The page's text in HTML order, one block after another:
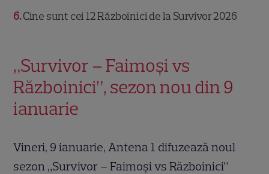
6 Cine sunt cei 12 Războinici de la Survivor 2026
„Survivor – Faimoși vs
Războinici”, sezon nou din 9
ianuarie
Vineri, 9 ianuarie, Antena 1 difuzează noul
sezon „Survivor – Faimoși vs Războinici”